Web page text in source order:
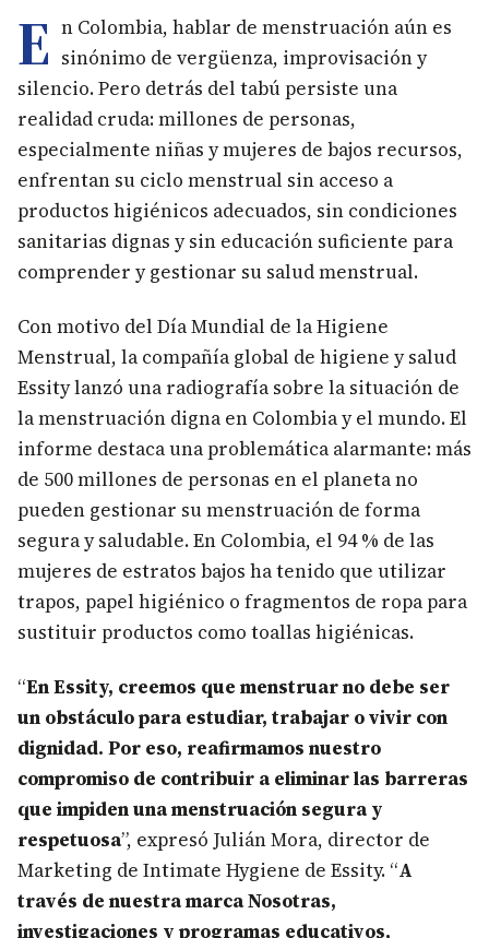
E n Colombia, hablar de menstruación aún es
sinónimo de vergüenza, improvisación y
silencio. Pero detrás del tabú persiste una
realidad cruda: millones de personas,
especialmente niñas y mujeres de bajos recursos,
enfrentan su ciclo menstrual sin acceso a
productos higiénicos adecuados, sin condiciones
sanitarias dignas y sin educación suficiente para
comprender y gestionar su salud menstrual.
Con motivo del Día Mundial de la Higiene
Menstrual, la compañía global de higiene y salud
Essity lanzó una radiografía sobre la situación de
la menstruación digna en Colombia y el mundo. El
informe destaca una problemática alarmante: más
de 500 millones de personas en el planeta no
pueden gestionar su menstruación de forma
segura y saludable. En Colombia, el 94 % de las
mujeres de estratos bajos ha tenido que utilizar
trapos, papel higiénico o fragmentos de ropa para
sustituir productos como toallas higiénicas.
“En Essity, creemos que menstruar no debe ser
un obstáculo para estudiar, trabajar o vivir con
dignidad. Por eso, reafirmamos nuestro
compromiso de contribuir a eliminar las barreras
que impiden una menstruación segura y
respetuosa”, expresó Julián Mora, director de
Marketing de Intimate Hygiene de Essity. “A
través de nuestra marca Nosotras,
investigaciones y programas educativos,